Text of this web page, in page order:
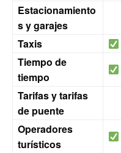
Estacionamiento
s y garajes
Taxis
Tiempo de
tiempo
Tarifas y tarifas
de puente
Operadores
turísticos